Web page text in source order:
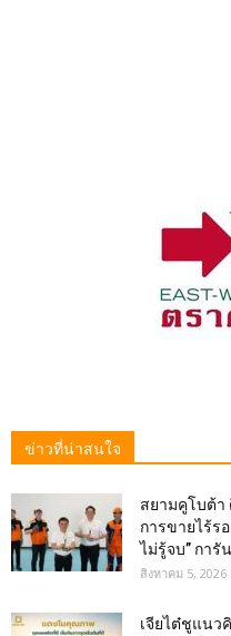
ข่าวที่น่าสนใจ
สยามคูโบต้า
การขายไร้ร
ไม่รู้จบ” การั
สิงหาคม 5, 2026
เจียไต๋ชูแนว